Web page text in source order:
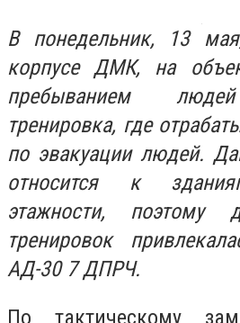
В понедельник, 13
корпусе ДМК, на
пребыванием
тренировка, где
по эвакуации людей.
относится к
этажности, поэтому
тренировок
АД-30 7 ДПРЧ.
По тактическому